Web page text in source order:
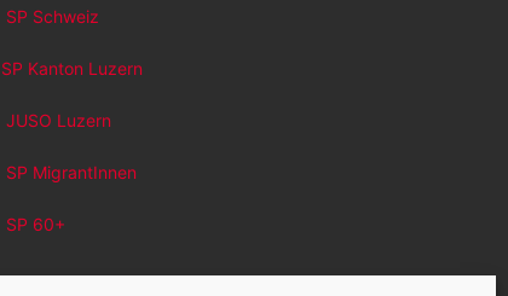
SP Schweiz
SP Kanton Luzern
JUSO Luzern
SP MigrantInnen
SP 60+